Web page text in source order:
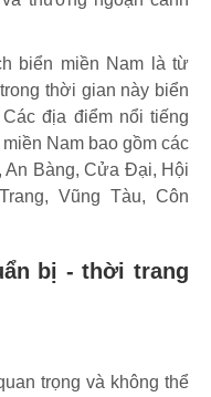
biển miền Nam là từ
thời gian này biển
địa điểm nổi tiếng
Nam bao gồm các
An Bàng, Cửa Đại, Hội
Vũng Tàu, Côn
bị - thời trang
trọng và không thể